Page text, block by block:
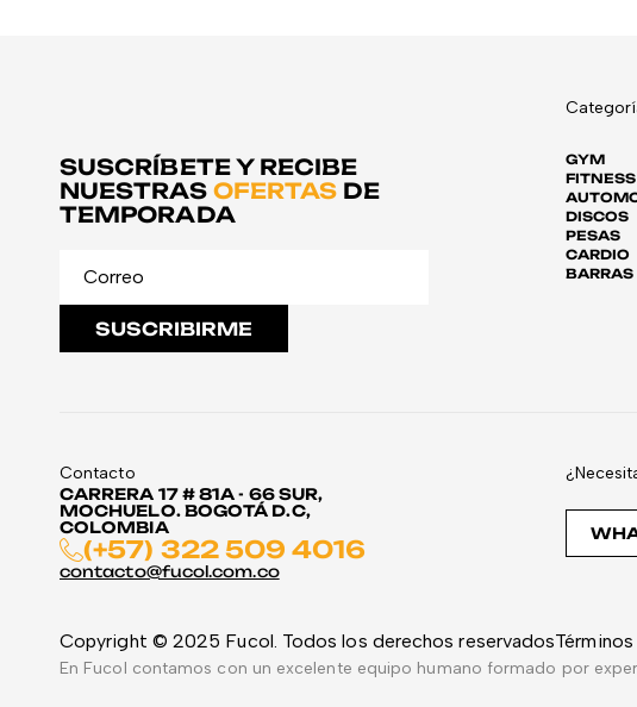
SUSCRÍBETE Y RECIBE
NUESTRAS OFERTAS DE
TEMPORADA
SUSCRIBIRME
GYM
FITNESS
DISCOS
PESAS
CARDIO
BARRAS
Contacto
CARRERA 17 # 81A - 66 SUR,
MOCHUELO. BOGOTÁ D.C,
COLOMBIA
(+57) 322 509 4016
contacto@fucol.com.co
Copyright © 2025 Fucol. Todos los derechos reservados
En Fucol contamos con un excelente equipo humano formado por